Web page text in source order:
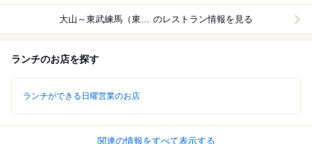
大山～東武練馬（東武東上線） のレストラン情報を見る
ランチのお店を探す
ランチができる日曜営業のお店
関連の情報をすべて表示する